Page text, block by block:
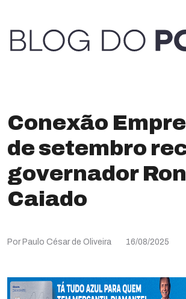
Conexão
de setembro
governador
Caiado
Por Paulo César de Oliveira 16/08/2025